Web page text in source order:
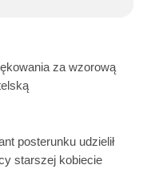
za wzorową
posterunku udzielił
starszej kobiecie